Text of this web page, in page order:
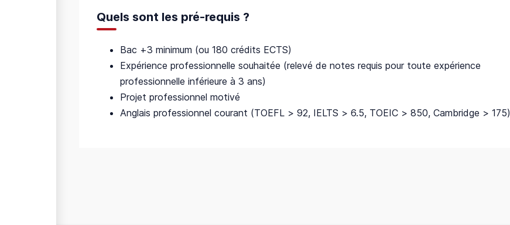
Quels sont les pré-requis ?
Bac +3 minimum (ou 180 crédits ECTS)
Expérience professionnelle souhaitée (relevé de notes requis pour toute expérience
professionnelle inférieure à 3 ans)
Projet professionnel motivé
Anglais professionnel courant (TOEFL > 92, IELTS > 6.5, TOEIC > 850, Cambridge > 175)